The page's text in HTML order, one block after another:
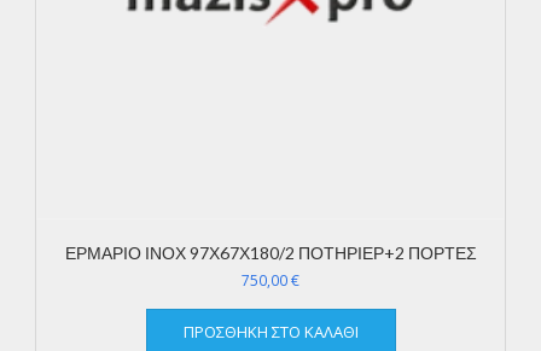
ΕΡΜΑΡΙΟ ΙΝΟΧ 97Χ67Χ180/2 ΠΟΤΗΡΙΕΡ+2 ΠΟΡΤΕΣ
750,00€
ΠΡΟΣΘΉΚΗ ΣΤΟ ΚΑΛΆΘΙ